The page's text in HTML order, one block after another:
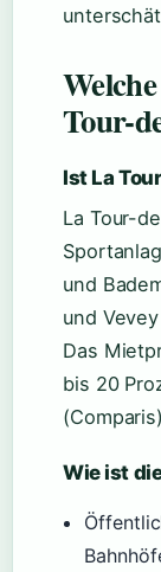
Tour-
Ist La
La Tour-
und
und
Das
bis 20
(Comparis)
Wie ist